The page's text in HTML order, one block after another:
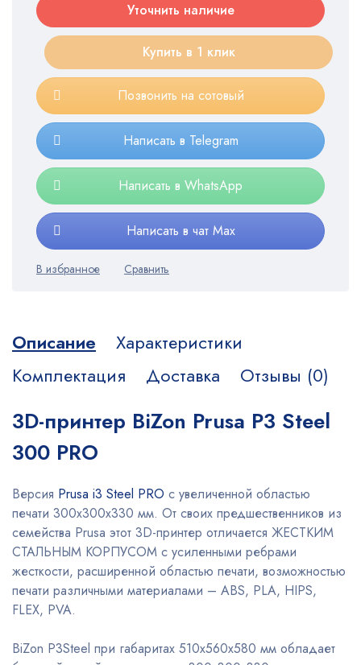
Уточнить наличие
Купить в 1 клик
Позвонить на сотовый
Написать в Telegram
Написать в WhatsApp
Написать в чат Max
Описание
Характеристики
Комплектация
Доставка Отзывы (0)
3D-принтер BiZon Prusa P3 Steel
300 PRO
Версия Prusa i3 Steel PRO с увеличенной областью
печати 300х300х330 мм. От своих предшественников из
семейства Prusa этот 3D-принтер отличается ЖЕСТКИМ
СТАЛЬНЫМ КОРПУСОМ с усиленными ребрами
жесткости, расширенной областью печати, возможностью
печати различными материалами – ABS, PLA, HIPS,
FLEX, PVA.
ВiZon P3Steel при габаритах 510х560х580 мм обладает